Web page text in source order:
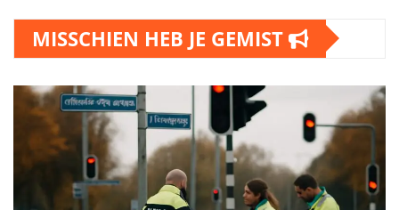
MISSCHIEN HEB JE GEMIST